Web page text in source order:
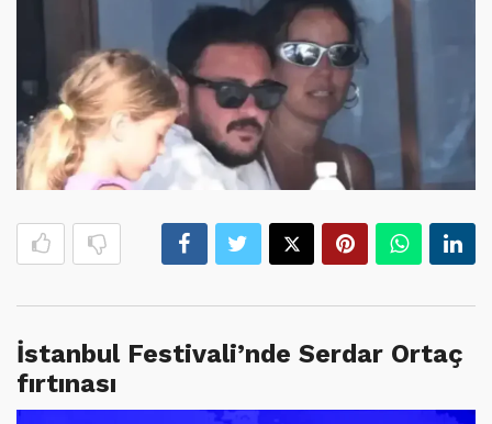
İstanbul Festivali’nde Serdar Ortaç
fırtınası